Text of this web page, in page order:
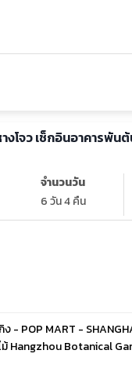
งโจว เช็กอินอาคารพัน
จำนวนวัน
6 วัน 4 คืน
POP MART -
Hangzhou Botanical